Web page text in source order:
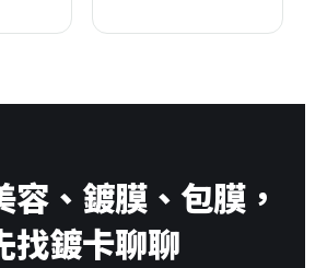
容、鍍膜、包膜，
找鍍卡聊聊